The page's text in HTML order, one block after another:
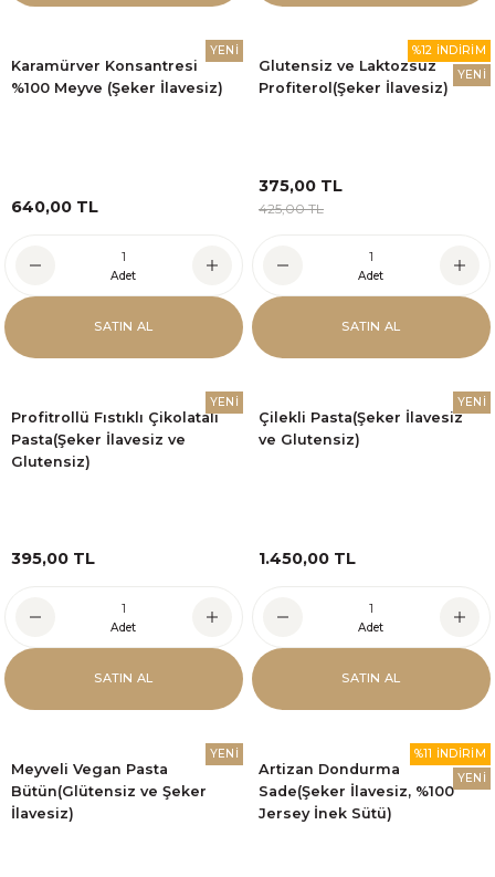
YENİ
Karamürver Konsantresi
%100 Meyve (Şeker İlavesiz)
640,00 TL
Adet
SATIN AL
%12 İNDİRİM
YENİ
Glutensiz ve Laktozsuz
Profiterol(Şeker İlavesiz)
375,00 TL
425,00 TL
Adet
SATIN AL
YENİ
Profitrollü Fıstıklı Çikolatalı
Pasta(Şeker İlavesiz ve
Glutensiz)
395,00 TL
Adet
SATIN AL
YENİ
Çilekli Pasta(Şeker İlavesiz
ve Glutensiz)
1.450,00 TL
Adet
SATIN AL
YENİ
Meyveli Vegan Pasta
Bütün(Glütensiz ve Şeker
İlavesiz)
%11 İNDİRİM
YENİ
Artizan Dondurma
Sade(Şeker İlavesiz, %100
Jersey İnek Sütü)